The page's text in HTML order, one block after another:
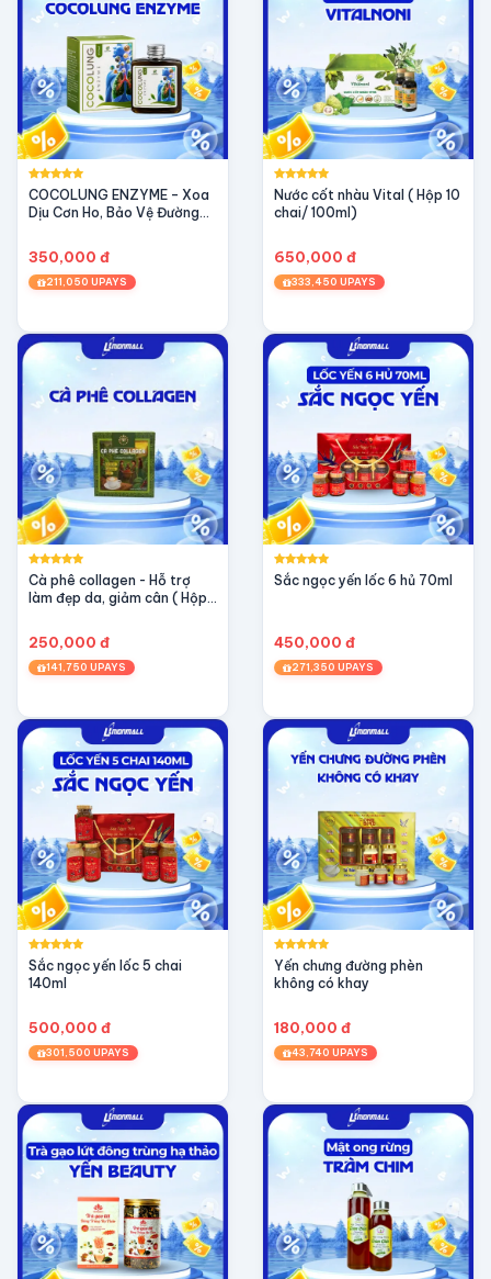
COCOLUNG ENZYME – Xoa
Dịu Cơn Ho, Bảo Vệ Đường
350,000 đ
211,050 UPAYS
Nước cốt nhàu Vital ( Hộp 10
chai/ 100ml)
650,000 đ
333,450 UPAYS
Cà phê collagen - Hỗ trợ
làm đẹp da, giảm cân ( Hộp
250,000 đ
141,750 UPAYS
Sắc ngọc yến lốc 6 hủ 70ml
450,000 đ
271,350 UPAYS
Sắc ngọc yến lốc 5 chai
140ml
500,000 đ
301,500 UPAYS
Yến chưng đường phèn
không có khay
180,000 đ
43,740 UPAYS